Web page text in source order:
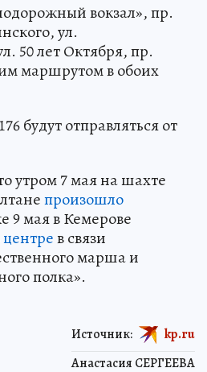
вокзал», пр.
ул.
50 лет Октября, пр.
маршрутом в обоих
будут отправляться от
утром 7 мая на шахте
произошло
9 мая в Кемерове
в связи
марша и
полка».
Анастасия СЕРГЕЕВА
Источник: kp.ru